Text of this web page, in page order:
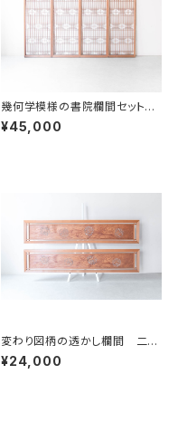
幾何学模様の書院欄間セット５
枚組
¥45,000
変わり図柄の透かし欄間 二枚
組
¥24,000